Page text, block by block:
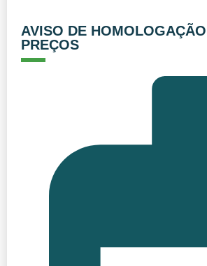
AVISO DE
PREÇOS